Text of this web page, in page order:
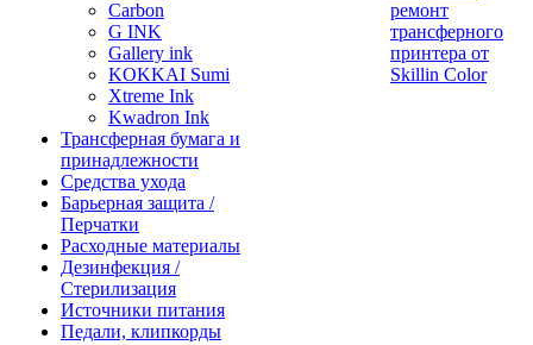
Carbon
G INK
Gallery ink
KOKKAI Sumi
Xtreme Ink
Kwadron Ink
Трансферная бумага и
принадлежности
Средства ухода
Барьерная защита /
Перчатки
Расходные материалы
Дезинфекция /
Стерилизация
Источники питания
Педали, клипкорды
ремонт
трансферного
принтера от
Skillin Color